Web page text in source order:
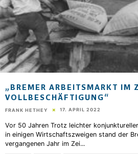
„BREMER ARBEITSMARKT IM
VOLLBESCHÄFTIGUNG“
FRANK HETHEY 17. APRIL 2022
Vor 50 Jahren Trotz leichter
in einigen Wirtschaftszweigen stand der
vergangenen Jahr im Zei...